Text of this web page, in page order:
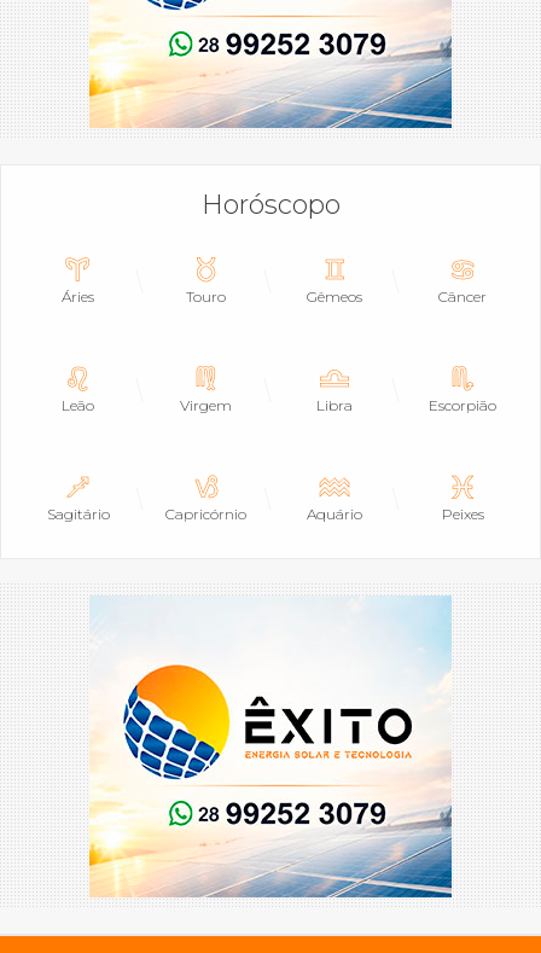
Horóscopo
Áries Touro Gêmeos Câncer
Leão Virgem Libra Escorpião
Sagitário Capricórnio Aquário Peixes